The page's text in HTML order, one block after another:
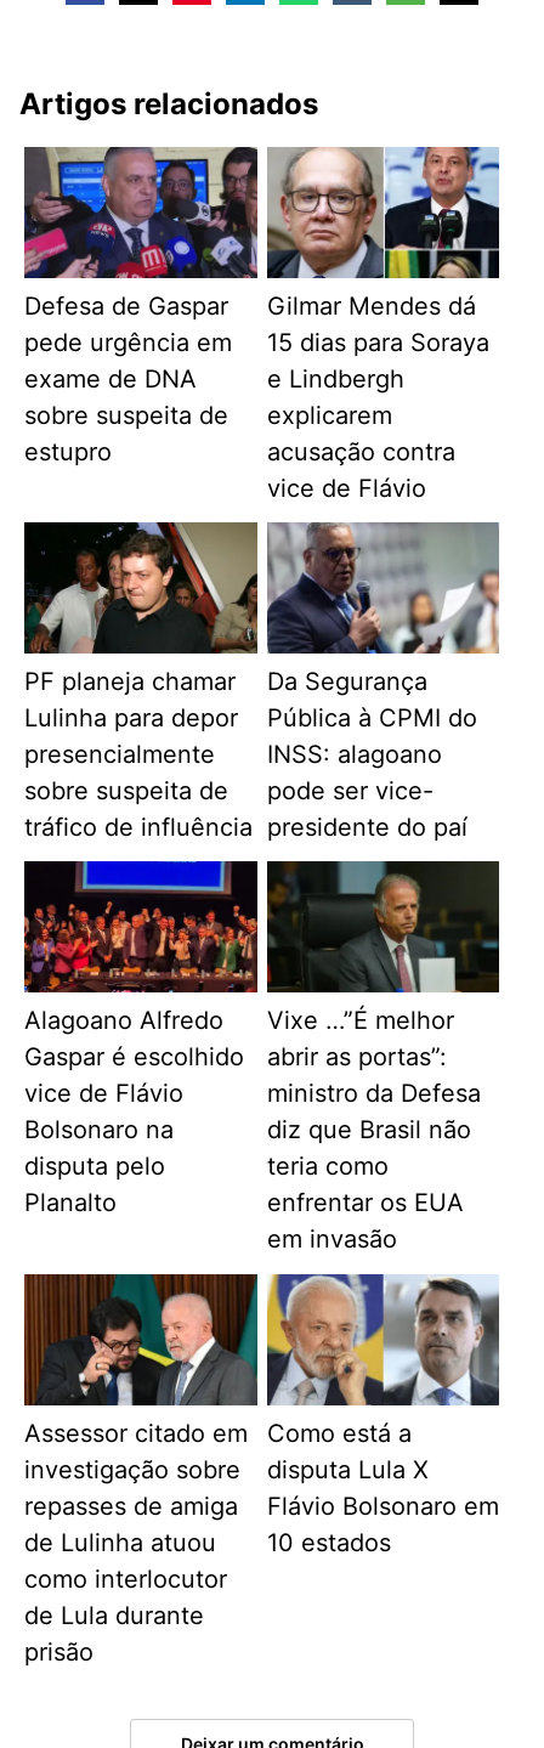
Artigos relacionados
Defesa de Gaspar
pede urgência em
exame de DNA
sobre suspeita de
estupro
Gilmar Mendes dá
15 dias para Soraya
e Lindbergh
explicarem
acusação contra
vice de Flávio
PF planeja chamar
Lulinha para depor
presencialmente
sobre suspeita de
tráfico de influência
Da Segurança
Pública à CPMI do
INSS: alagoano
pode ser vice-
presidente do paí
Alagoano Alfredo
Gaspar é escolhido
vice de Flávio
Bolsonaro na
disputa pelo
Planalto
Vixe …”É melhor
abrir as portas”:
ministro da Defesa
diz que Brasil não
teria como
enfrentar os EUA
em invasão
Assessor citado em
investigação sobre
repasses de amiga
de Lulinha atuou
como interlocutor
de Lula durante
prisão
Como está a
disputa Lula X
Flávio Bolsonaro em
10 estados